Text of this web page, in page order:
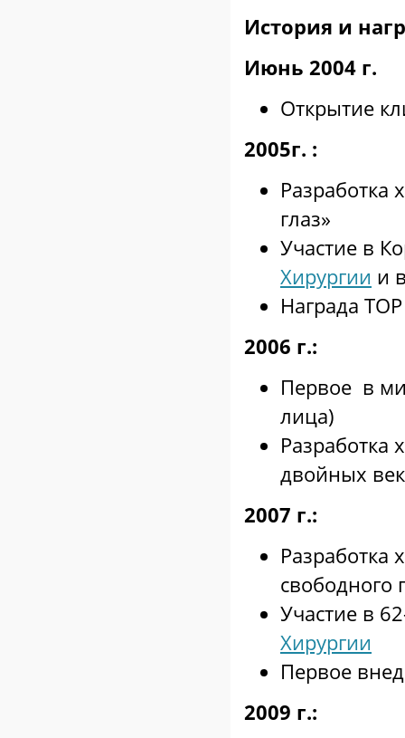
История и
Июнь 2004 г.
Открытие
2005г. :
Разработка
глаз»
Участие в
Хирургии и
Награда
2006 г.:
Первое в
лица)
Разработка
двойных
2007 г.:
Разработка
свободного
Участие в
Хирургии
Первое
2009 г.: